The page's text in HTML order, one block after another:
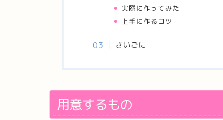
実際に作ってみた
上手に作るコツ
さいごに
用意するもの